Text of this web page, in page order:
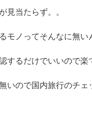
見当たらず。。
モノってそんなに無い
するだけでいいので楽
いので国内旅行のチェ